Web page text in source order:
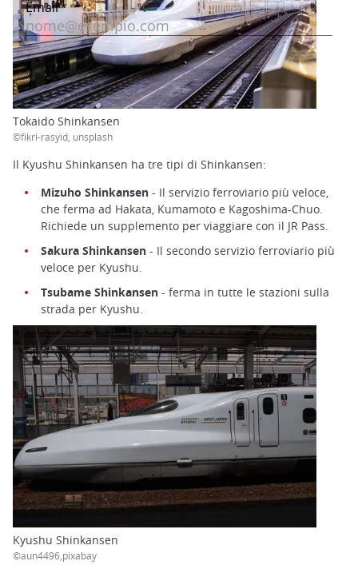
Tokaido Shinkansen
©fikri-rasyid, unsplash
Il Kyushu Shinkansen ha tre tipi di Shinkansen:
Mizuho Shinkansen - Il servizio ferroviario più veloce,
che ferma ad Hakata, Kumamoto e Kagoshima-Chuo.
Richiede un supplemento per viaggiare con il JR Pass.
Sakura Shinkansen - Il secondo servizio ferroviario più
veloce per Kyushu.
Tsubame Shinkansen - ferma in tutte le stazioni sulla
strada per Kyushu.
Kyushu Shinkansen
©aun4496,pixabay